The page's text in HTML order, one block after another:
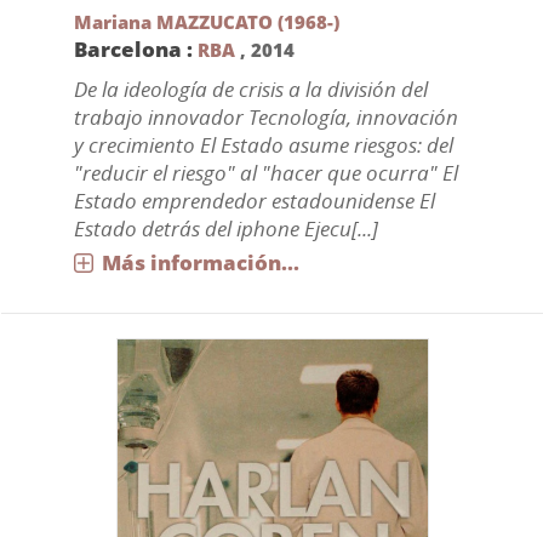
Mariana MAZZUCATO (1968-)
Barcelona : RBA , 2014
De la ideología de crisis a la división del
trabajo innovador Tecnología, innovación
y crecimiento El Estado asume riesgos: del
"reducir el riesgo" al "hacer que ocurra" El
Estado emprendedor estadounidense El
Estado detrás del iphone Ejecu[...]
Más información...